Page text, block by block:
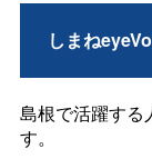
しまね
島根で活躍する
す。